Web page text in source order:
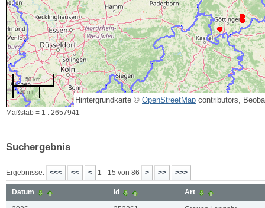
Hintergrundkarte © OpenStreetMap contributors,
50 km
20 mi
Maßstab = 1 : 2657941
Suchergebnis
Ergebnisse: 1 - 15 von 86
Datum Id Art